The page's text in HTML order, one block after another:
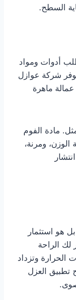
السطح.
أدوات ومواد
شركة عوازل
عمالة ماهرة
مادة الفوم
الوزن، ومرنة،
هو استثمار
الراحة
الحرارة وتزداد
تطبيق العزل